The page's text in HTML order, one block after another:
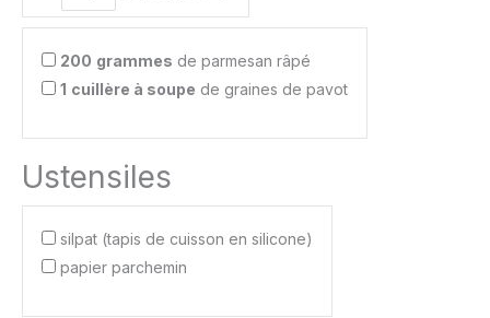
200 grammes de parmesan râpé
1 cuillère à soupe de graines de pavot
Ustensiles
silpat (tapis de cuisson en silicone)
papier parchemin